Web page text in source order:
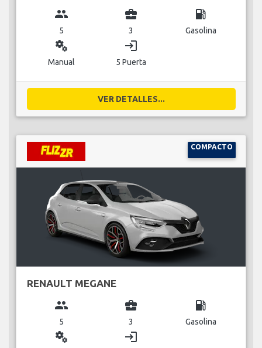
group
5
business_center
3
local_gas_station
Gasolina
miscellaneous_services
Manual
login
5 Puerta
VER DETALLES...
COMPACTO
RENAULT MEGANE
group
5
business_center
3
local_gas_station
Gasolina
miscellaneous_services login